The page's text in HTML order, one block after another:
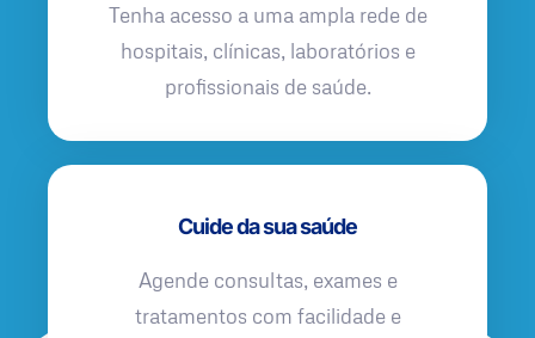
Tenha acesso a uma ampla rede de
hospitais, clínicas, laboratórios e
profissionais de saúde.
Cuide da sua saúde
Agende consultas, exames e
tratamentos com facilidade e